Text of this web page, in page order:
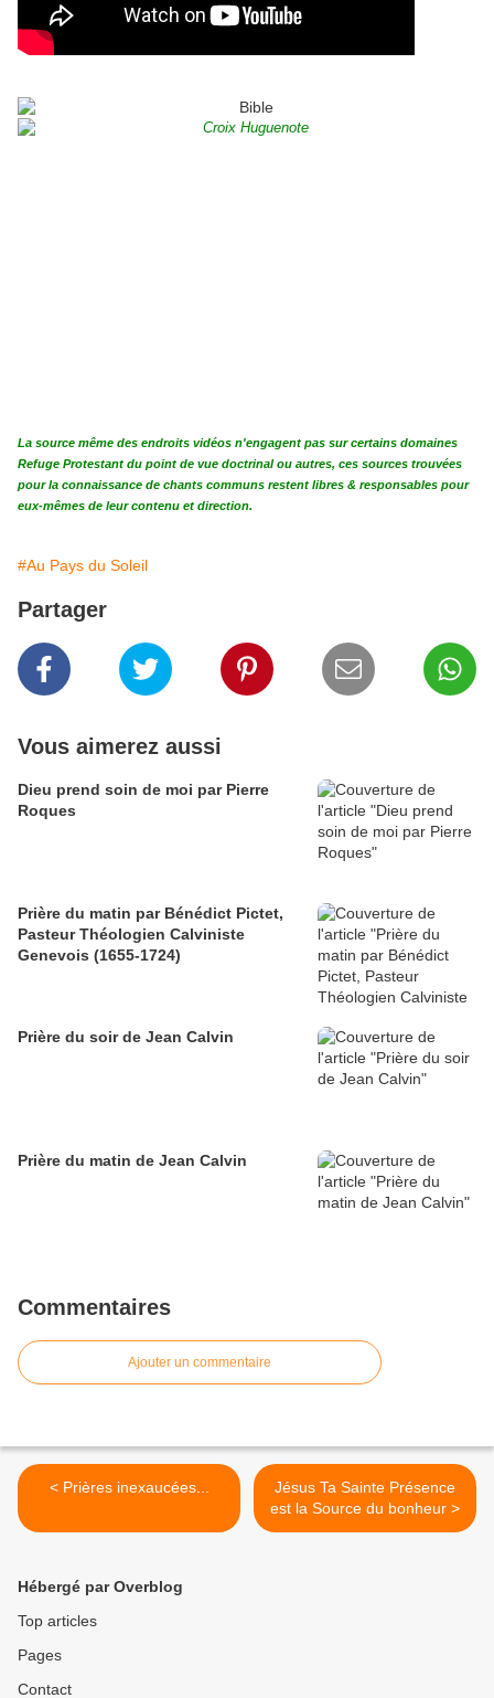
La source même des endroits vidéos n'engagent pas sur certains domaines
Refuge Protestant du point de vue doctrinal ou autres, ces sources trouvées
pour la connaissance de chants communs restent libres & responsables pour
eux-mêmes de leur contenu et direction.
#Au Pays du Soleil
Partager
Vous aimerez aussi
Dieu prend soin de moi par Pierre
Roques
Prière du matin par Bénédict Pictet,
Pasteur Théologien Calviniste
Genevois (1655-1724)
Prière du soir de Jean Calvin
Prière du matin de Jean Calvin
Commentaires
Ajouter un commentaire
< Prières inexaucées...
Jésus Ta Sainte Présence
est la Source du bonheur >
Hébergé par Overblog
Top articles
Pages
Contact